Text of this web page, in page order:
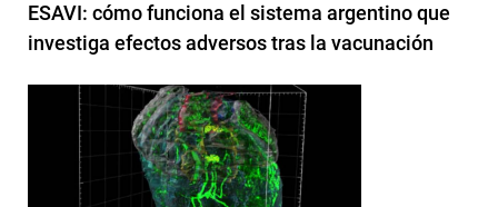
ESAVI: cómo funciona el sistema argentino que
investiga efectos adversos tras la vacunación